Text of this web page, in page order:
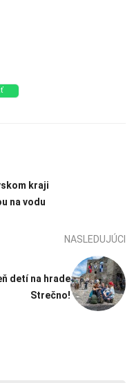
kraji
na vodu
NASLEDUJÚCI
detí na hrade
Strečno!